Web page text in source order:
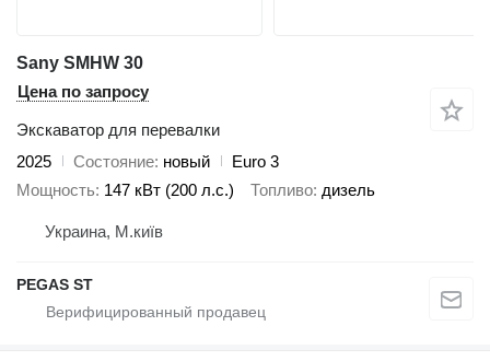
Sany SMHW 30
Цена по запросу
Экскаватор для перевалки
2025
Состояние новый
Euro 3
Мощность 147 кВт (200 л.с.) Топливо дизель
Украина, М.київ
PEGAS ST